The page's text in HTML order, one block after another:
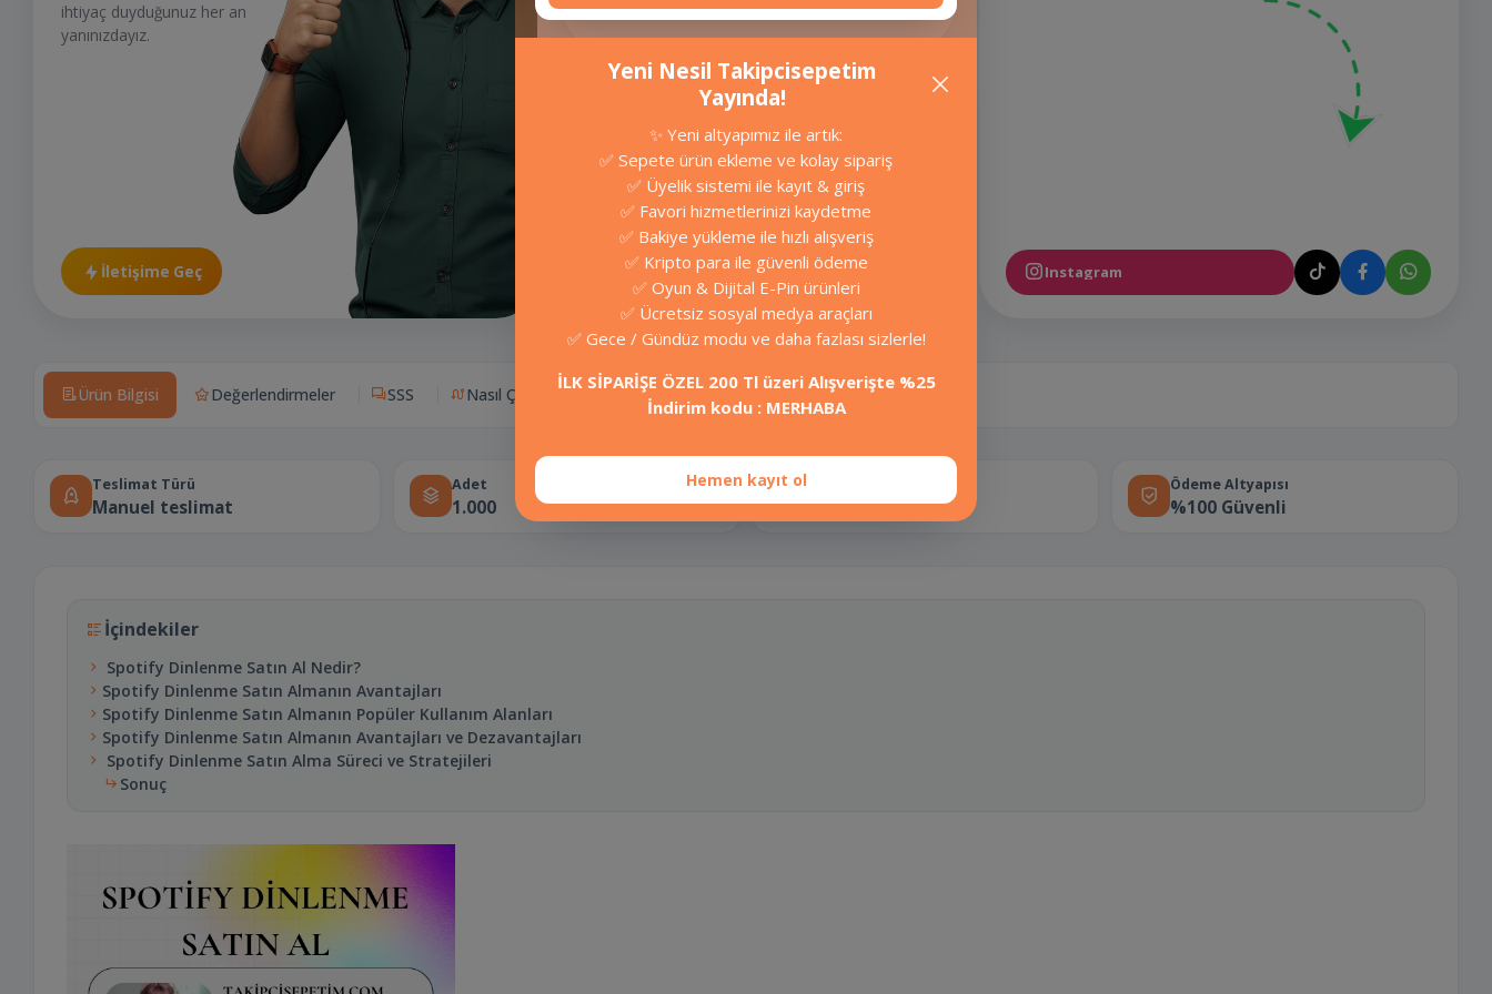
ihtiyaç duyduğunuz her an
yanınızdayız.
İletişime Geç
E-pin hizmetlerinde güvenilir ve
hızlı alışveriş için: OrvaPro!
Oyunlar
Instagram
Ürün Bilgisi Değerlendirmeler SSS Nasıl Çalışır
Teslimat Türü
Manuel teslimat
Adet
1.000 Spotify
Ödeme Altyapısı
%100 Güvenli
İçindekiler
Spotify Dinlenme Satın Al Nedir?
Spotify Dinlenme Satın Almanın Avantajları
Spotify Dinlenme Satın Almanın Popüler Kullanım Alanları
Spotify Dinlenme Satın Almanın Avantajları ve Dezavantajları
Spotify Dinlenme Satın Alma Süreci ve Stratejileri
Sonuç
Yeni Nesil Takipcisepetim
Yayında!
✨ Yeni altyapımız ile artık:
✅ Sepete ürün ekleme ve kolay sipariş
✅ Üyelik sistemi ile kayıt & giriş
✅ Favori hizmetlerinizi kaydetme
✅ Bakiye yükleme ile hızlı alışveriş
✅ Kripto para ile güvenli ödeme
✅ Oyun & Dijital E-Pin ürünleri
✅ Ücretsiz sosyal medya araçları
✅ Gece / Gündüz modu ve daha fazlası sizlerle!
İLK SİPARİŞE ÖZEL 200 Tl üzeri Alışverişte %25
İndirim kodu : MERHABA
Hemen kayıt ol